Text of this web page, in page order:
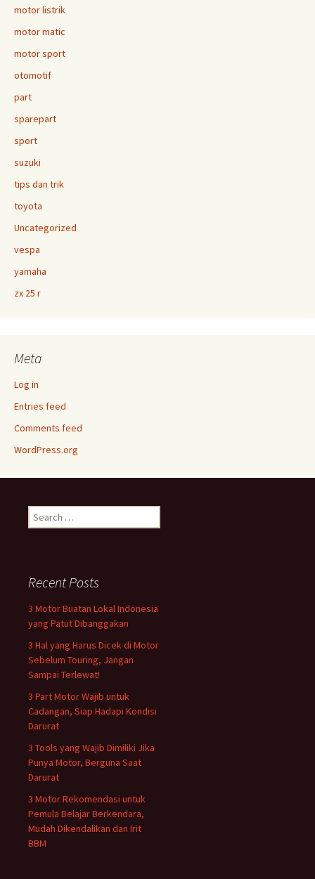
motor listrik
motor matic
motor sport
otomotif
part
sparepart
sport
suzuki
tips dan trik
toyota
Uncategorized
vespa
yamaha
zx 25 r
Meta
Log in
Entries feed
Comments feed
WordPress.org
Search
for:
Recent Posts
3 Motor Buatan Lokal Indonesia
yang Patut Dibanggakan
3 Hal yang Harus Dicek di Motor
Sebelum Touring, Jangan
Sampai Terlewat!
3 Part Motor Wajib untuk
Cadangan, Siap Hadapi Kondisi
Darurat
3 Tools yang Wajib Dimiliki Jika
Punya Motor, Berguna Saat
Darurat
3 Motor Rekomendasi untuk
Pemula Belajar Berkendara,
Mudah Dikendalikan dan Irit
BBM